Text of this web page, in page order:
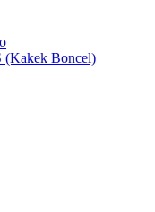
(Kakek Boncel)